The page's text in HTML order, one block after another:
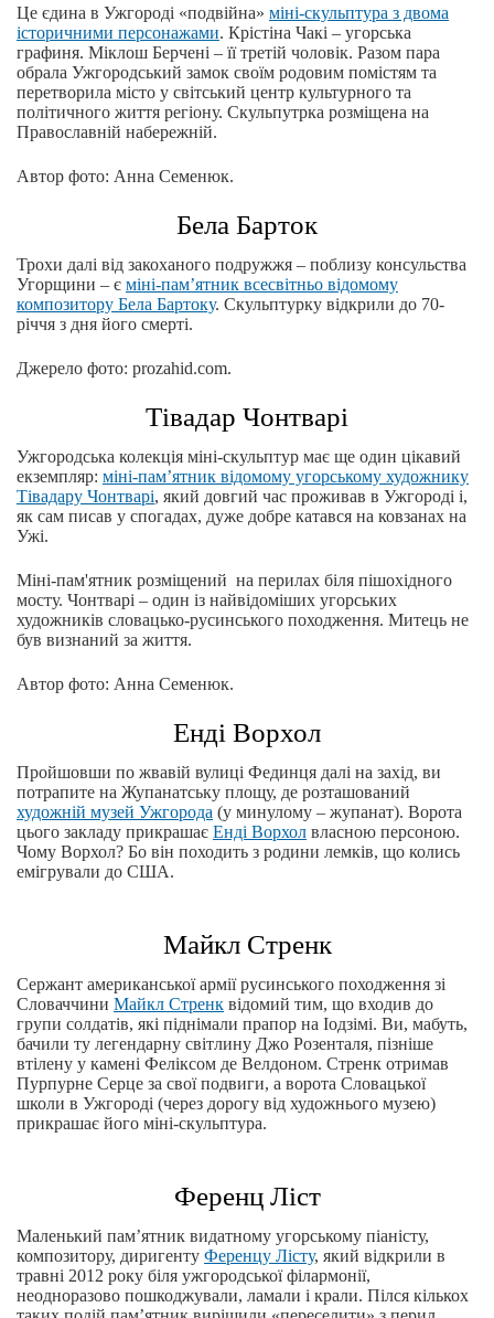
Це єдина в Ужгороді «подвійна» міні-скульптура з двома
історичними персонажами. Крістіна Чакі – угорська
графиня. Міклош Берчені – її третій чоловік. Разом пара
обрала Ужгородський замок своїм родовим помістям та
перетворила місто у світський центр культурного та
політичного життя регіону. Скульпутрка розміщена на
Православній набережній.
Автор фото: Анна Семенюк.
Бела Барток
Трохи далі від закоханого подружжя – поблизу консульства
Угорщини – є міні-пам’ятник всесвітньо відомому
композитору Бела Бартоку. Скульптурку відкрили до 70-
річчя з дня його смерті.
Джерело фото: prozahid.com.
Тівадар Чонтварі
Ужгородська колекція міні-скульптур має ще один цікавий
екземпляр: міні-пам’ятник відомому угорському художнику
Тівадару Чонтварі, який довгий час проживав в Ужгороді і,
як сам писав у спогадах, дуже добре катався на ковзанах на
Ужі.
Міні-пам'ятник розміщений на перилах біля пішохідного
мосту. Чонтварі – один із найвідоміших угорських
художників словацько-русинського походження. Митець не
був визнаний за життя.
Автор фото: Анна Семенюк.
Енді Ворхол
Пройшовши по жвавій вулиці Фединця далі на захід, ви
потрапите на Жупанатську площу, де розташований
художній музей Ужгорода (у минулому – жупанат). Ворота
цього закладу прикрашає Енді Ворхол власною персоною.
Чому Ворхол? Бо він походить з родини лемків, що колись
емігрували до США.
Майкл Стренк
Сержант американської армії русинського походження зі
Словаччини Майкл Стренк відомий тим, що входив до
групи солдатів, які піднімали прапор на Іодзімі. Ви, мабуть,
бачили ту легендарну світлину Джо Розенталя, пізніше
втілену у камені Феліксом де Велдоном. Стренк отримав
Пурпурне Серце за свої подвиги, а ворота Словацької
школи в Ужгороді (через дорогу від художнього музею)
прикрашає його міні-скульптура.
Ференц Ліст
Маленький пам’ятник видатному угорському піаністу,
композитору, диригенту Ференцу Лісту, який відкрили в
травні 2012 року біля ужгородської філармонії,
неодноразово пошкоджували, ламали і крали. Пілся кількох